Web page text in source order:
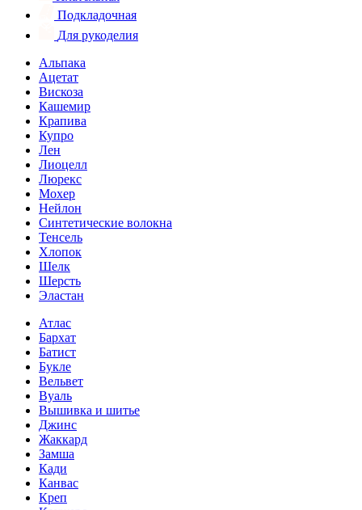
Подкладочная
Для рукоделия
Альпака
Ацетат
Вискоза
Кашемир
Крапива
Купро
Лен
Лиоцелл
Люрекс
Мохер
Нейлон
Синтетические волокна
Тенсель
Хлопок
Шелк
Шерсть
Эластан
Атлас
Бархат
Батист
Букле
Вельвет
Вуаль
Вышивка и шитье
Джинс
Жаккард
Замша
Кади
Канвас
Креп